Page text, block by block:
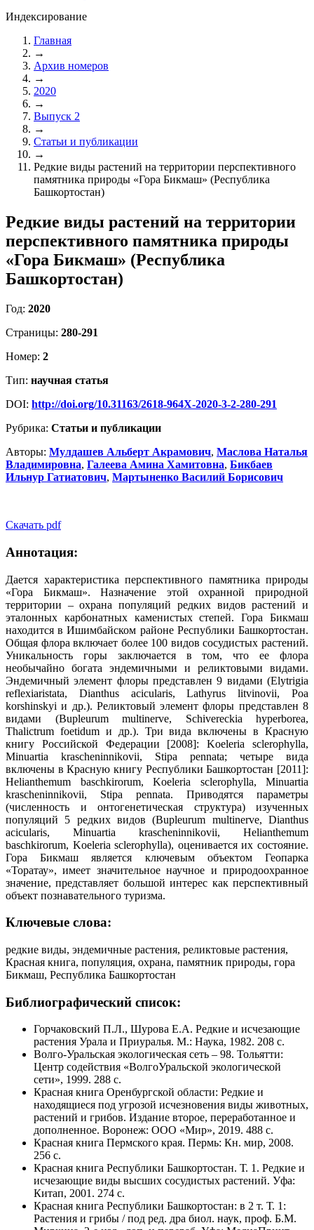
Индексирование
Главная
→
Архив номеров
→
2020
→
Выпуск 2
→
Статьи и публикации
→
Редкие виды растений на территории перспективного
памятника природы «Гора Бикмаш» (Республика
Башкортостан)
Редкие виды растений на территории
перспективного памятника природы
«Гора Бикмаш» (Республика
Башкортостан)
Год: 2020
Страницы: 280-291
Номер: 2
Тип: научная статья
DOI: http://doi.org/10.31163/2618-964X-2020-3-2-280-291
Рубрика: Статьи и публикации
Авторы: Мулдашев Альберт Акрамович, Маслова Наталья
Владимировна, Галеева Амина Хамитовна, Бикбаев
Ильнур Гатиатович, Мартыненко Василий Борисович
Скачать pdf
Аннотация:
Дается характеристика перспективного памятника природы
«Гора Бикмаш». Назначение этой охранной природной
территории – охрана популяций редких видов растений и
эталонных карбонатных каменистых степей. Гора Бикмаш
находится в Ишимбайском районе Республики Башкортостан.
Общая флора включает более 100 видов сосудистых растений.
Уникальность горы заключается в том, что ее флора
необычайно богата эндемичными и реликтовыми видами.
Эндемичный элемент флоры представлен 9 видами (Elytrigia
reflexiaristata, Dianthus acicularis, Lathyrus litvinovii, Poa
korshinskyi и др.). Реликтовый элемент флоры представлен 8
видами (Bupleurum multinerve, Schivereckia hyperborea,
Thalictrum foetidum и др.). Три вида включены в Красную
книгу Российской Федерации [2008]: Koeleria sclerophylla,
Minuartia krascheninnikovii, Stipa pennata; четыре вида
включены в Красную книгу Республики Башкортостан [2011]:
Helianthemum baschkirorum, Koeleria sclerophylla, Minuartia
krascheninnikovii, Stipa pennata. Приводятся параметры
(численность и онтогенетическая структура) изученных
популяций 5 редких видов (Bupleurum multinerve, Dianthus
acicularis, Minuartia krascheninnikovii, Helianthemum
baschkirorum, Koeleria sclerophylla), оценивается их состояние.
Гора Бикмаш является ключевым объектом Геопарка
«Торатау», имеет значительное научное и природоохранное
значение, представляет большой интерес как перспективный
объект познавательного туризма.
Ключевые слова:
редкие виды, эндемичные растения, реликтовые растения,
Красная книга, популяция, охрана, памятник природы, гора
Бикмаш, Республика Башкортостан
Библиографический список:
Горчаковский П.Л., Шурова Е.А. Редкие и исчезающие
растения Урала и Приуралья. М.: Наука, 1982. 208 с.
Волго-Уральская экологическая сеть – 98. Тольятти:
Центр содействия «ВолгоУральской экологической
сети», 1999. 288 с.
Красная книга Оренбургской области: Редкие и
находящиеся под угрозой исчезновения виды животных,
растений и грибов. Издание второе, переработанное и
дополненное. Воронеж: ООО «Мир», 2019. 488 с.
Красная книга Пермского края. Пермь: Кн. мир, 2008.
256 с.
Красная книга Республики Башкортостан. Т. 1. Редкие и
исчезающие виды высших сосудистых растений. Уфа:
Китап, 2001. 274 с.
Красная книга Республики Башкортостан: в 2 т. Т. 1:
Растения и грибы / под ред. дра биол. наук, проф. Б.М.